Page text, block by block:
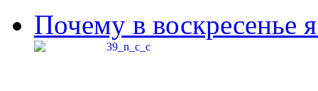
Почему в воскресенье